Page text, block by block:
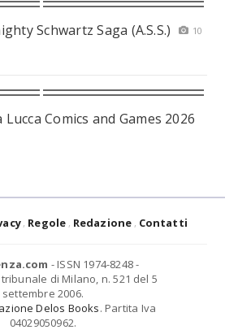
Schwartz Saga (A.S.S.)
10
Comics and Games 2026
Regole Redazione Contatti
- ISSN 1974-8248 -
di Milano, n. 521 del 5
settembre 2006.
Delos Books. Partita Iva
04029050962.